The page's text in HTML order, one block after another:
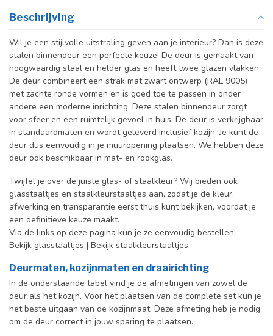
Beschrijving
Wil je een stijlvolle uitstraling geven aan je interieur? Dan is deze
stalen binnendeur een perfecte keuze! De deur is gemaakt van
hoogwaardig staal en helder glas en heeft twee glazen vlakken.
De deur combineert een strak mat zwart ontwerp (RAL 9005)
met zachte ronde vormen en is goed toe te passen in onder
andere een moderne inrichting. Deze stalen binnendeur zorgt
voor sfeer en een ruimtelijk gevoel in huis. De deur is verkrijgbaar
in standaardmaten en wordt geleverd inclusief kozijn. Je kunt de
deur dus eenvoudig in je muuropening plaatsen. We hebben deze
deur ook beschikbaar in mat- en rookglas.
Twijfel je over de juiste glas- of staalkleur? Wij bieden ook
glasstaaltjes en staalkleurstaaltjes aan, zodat je de kleur,
afwerking en transparantie eerst thuis kunt bekijken, voordat je
een definitieve keuze maakt.
Via de links op deze pagina kun je ze eenvoudig bestellen:
Bekijk glasstaaltjes | Bekijk staalkleurstaaltjes
Deurmaten, kozijnmaten en draairichting
In de onderstaande tabel vind je de afmetingen van zowel de
deur als het kozijn. Voor het plaatsen van de complete set kun je
het beste uitgaan van de kozijnmaat. Deze afmeting heb je nodig
om de deur correct in jouw sparing te plaatsen.